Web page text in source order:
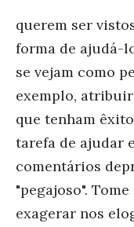
querem ser
forma de ajudá-
se vejam como
exemplo,
que tenham
tarefa de ajudar
comentários
"pegajoso".
exagerar nos